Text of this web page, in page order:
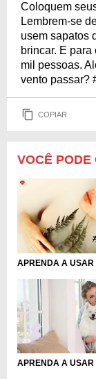
Coloquem
Lembrem-se
usem sapatos
brincar. E
mil pessoas.
vento passar?
COPIAR
VOCÊ PODE
APRENDA A USAR
APRENDA A USAR